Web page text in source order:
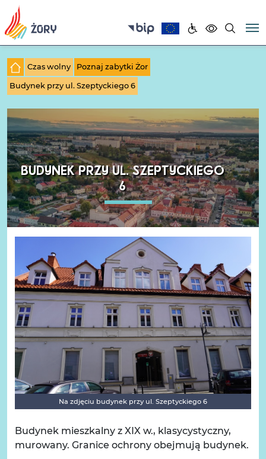
Czas wolny Poznaj zabytki Żor
Budynek przy ul. Szeptyckiego 6
BUDYNEK PRZY UL. SZEPTYCKIEGO
6
Na zdjęciu budynek przy ul. Szeptyckiego 6
Budynek mieszkalny z XIX w., klasycystyczny,
murowany. Granice ochrony obejmują budynek.